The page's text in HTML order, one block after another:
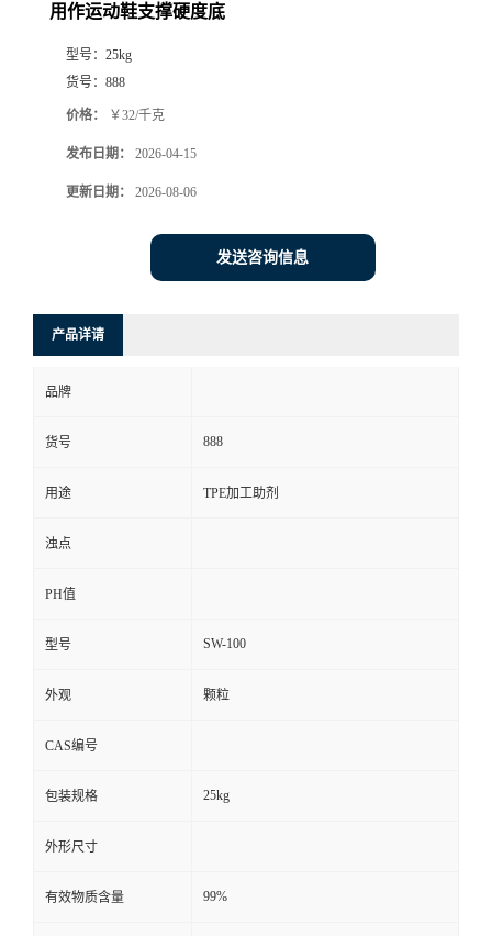
用作运动鞋支撑硬度底
型号： 25kg
货号： 888
价格： ￥32/千克
发布日期： 2026-04-15
更新日期： 2026-08-06
发送咨询信息
产品详请
品牌
货号 888
用途 TPE加工助剂
浊点
PH值
型号 SW-100
外观 颗粒
CAS编号
包装规格 25kg
外形尺寸
有效物质含量 99%